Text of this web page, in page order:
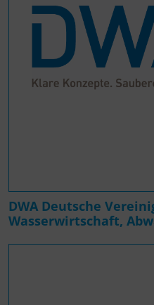
DWA Deutsche
Wasserwirtschaft,